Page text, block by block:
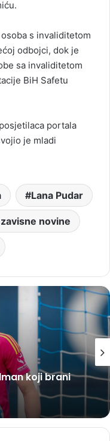
s invaliditetom
odbojci, dok je
sa invaliditetom
BiH Safetu
portala
je mladi
Lana Pudar
novine
koji brani